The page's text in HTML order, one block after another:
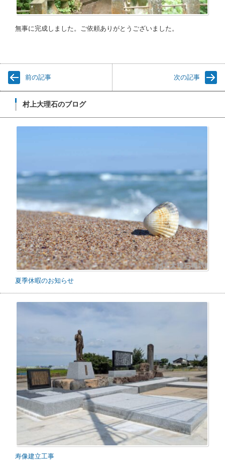
無事に完成しました。ご依頼ありがとうございました。
前の記事 次の記事
村上大理石のブログ
夏季休暇のお知らせ
寿像建立工事